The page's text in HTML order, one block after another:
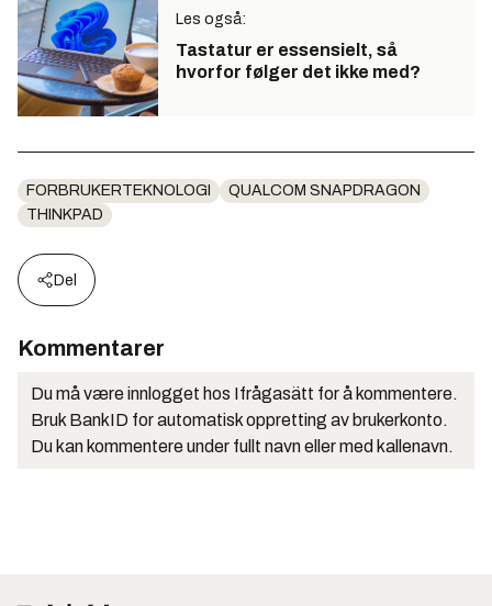
Les også:
Tastatur er essensielt, så
hvorfor følger det ikke med?
FORBRUKERTEKNOLOGI
QUALCOM SNAPDRAGON
THINKPAD
Del
Kommentarer
Du må være innlogget hos Ifrågasätt for å kommentere.
Bruk BankID for automatisk oppretting av brukerkonto.
Du kan kommentere under fullt navn eller med kallenavn.